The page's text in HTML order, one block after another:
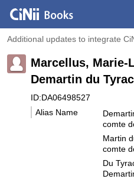
Additional updates to integrate
Marcellus, Marie-
Demartin du
ID:DA06498527
Alias Name
comte
Martin
comte
Du